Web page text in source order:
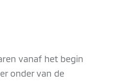
vanaf het begin
onder van de